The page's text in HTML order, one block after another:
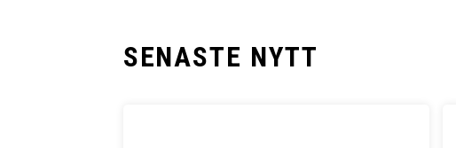
SENASTE NYTT